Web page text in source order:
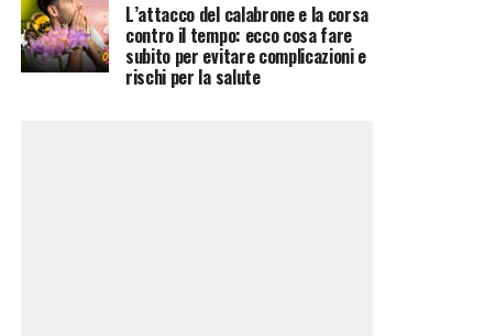
L’attacco del calabrone e la corsa
contro il tempo: ecco cosa fare
subito per evitare complicazioni e
rischi per la salute